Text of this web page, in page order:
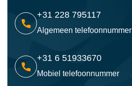
+31 228 795117
Algemeen telefoonnummer
+31 6 51933670
Mobiel telefoonnummer